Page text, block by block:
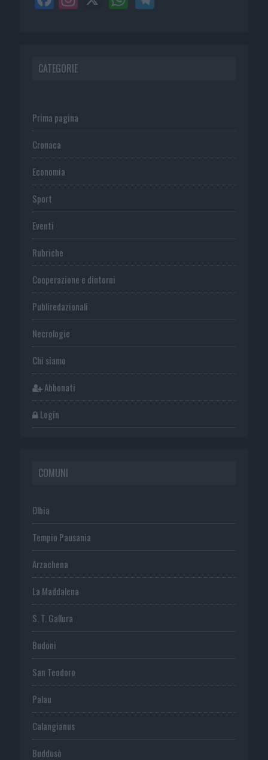
CATEGORIE
Prima pagina
Cronaca
Economia
Sport
Eventi
Rubriche
Cooperazione e dintorni
Publiredazionali
Necrologie
Chi siamo
Abbonati
Login
COMUNI
Olbia
Tempio Pausania
Arzachena
La Maddalena
S. T. Gallura
Budoni
San Teodoro
Palau
Calangianus
Buddusò